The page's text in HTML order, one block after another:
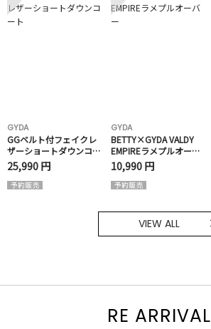
GYDA
GGベルト付フェイクレ
ザーショートダウンコー
ト
25,990 円
GYDA
BETTY×GYDA VALDY
EMPIREラメプルオーバ
ー
10,990 円
VIEW ALL
RE ARRIVAL